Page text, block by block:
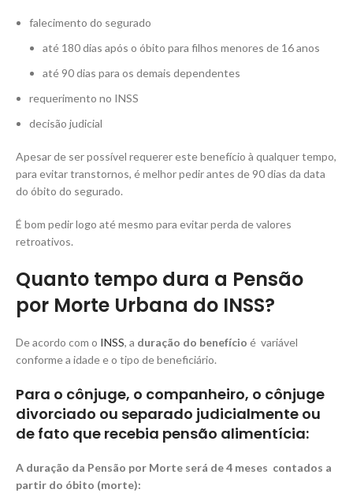
falecimento do segurado
até 180 dias após o óbito para filhos menores de 16 anos
até 90 dias para os demais dependentes
requerimento no INSS
decisão judicial
Apesar de ser possível requerer este benefício à qualquer tempo,
para evitar transtornos, é melhor pedir antes de 90 dias da data
do óbito do segurado.
É bom pedir logo até mesmo para evitar perda de valores
retroativos.
Quanto tempo dura a Pensão
por Morte Urbana do INSS?
De acordo com o INSS, a duração do benefício é variável
conforme a idade e o tipo de beneficiário.
Para o cônjuge, o companheiro, o cônjuge
divorciado ou separado judicialmente ou
de fato que recebia pensão alimentícia:
A duração da Pensão por Morte será de 4 meses contados a
partir do óbito (morte):